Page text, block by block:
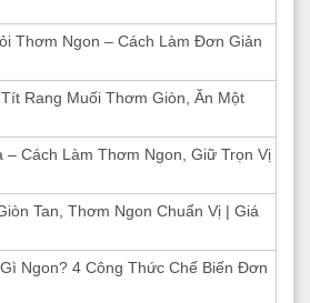
Thơm Ngon – Cách Làm Đơn Giản
Rang Muối Thơm Giòn, Ăn Một
– Cách Làm Thơm Ngon, Giữ Trọn Vị
Tan, Thơm Ngon Chuẩn Vị | Giá
Ngon? 4 Công Thức Chế Biến Đơn